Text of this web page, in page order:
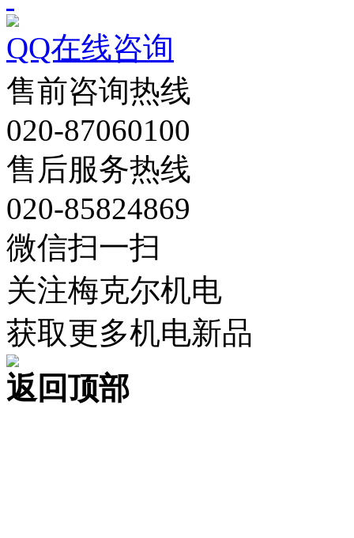
QQ在线咨询
售前咨询热线
020-87060100
售后服务热线
020-85824869
微信扫一扫
关注梅克尔机电
获取更多机电新品
返回顶部